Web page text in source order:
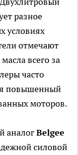
разное
условиях
отмечают
всего за
часто
повышенный
моторов.
аналогBelgee
силовой